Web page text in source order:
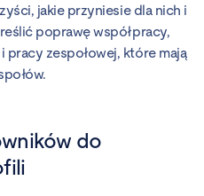
jakie przyniesie dla nich i
poprawę współpracy,
zespołowej, które mają
do